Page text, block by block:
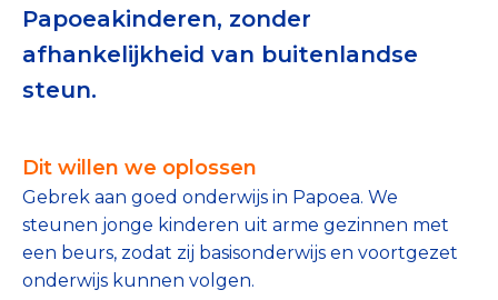
Tips bij doneren: zo geef je veilig
Data & Onderzoek
CBF-publicaties
State of the Sector
Het Nederlandse Donateurspanel
Papoeakinderen, zonder
afhankelijkheid van buitenlandse
steun.
Dit willen we oplossen
Gebrek aan goed onderwijs in Papoea. We
steunen jonge kinderen uit arme gezinnen met
een beurs, zodat zij basisonderwijs en voortgezet
onderwijs kunnen volgen.